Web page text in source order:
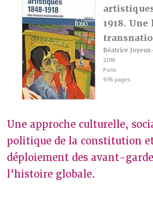
1918.
Béatrice
2016
Folio
976 pages
Une approche culturelle,
politique de la constitution
déploiement des avant-
l'histoire globale.